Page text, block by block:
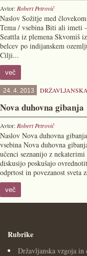
Avtor: Robert Petrovič
Naslov Sožitje med
Tema / vsebina Biti ali imeti
Seattla iz plemena Skvomiš
belcev po indijanskem
Cilji...
več
24. 4. 2013
Nova duhovna gibanja
Avtor: Robert Petrovič
Naslov Nova duhovna
vsebina Nova duhovna
učenci seznanijo z
diskusijo poskušajo
odprtost in povezanost sveta
več
Rubrike
Državljanska vzgoja in